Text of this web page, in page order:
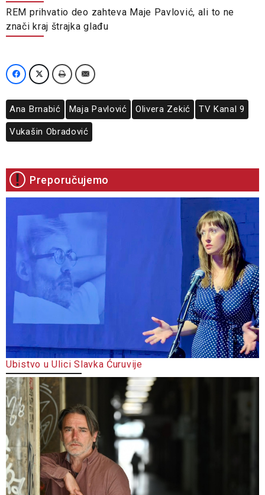
REM prihvatio deo zahteva Maje Pavlović, ali to ne
znači kraj štrajka glađu
Ana Brnabić Maja Pavlović Olivera Zekić TV Kanal 9
Vukašin Obradović
Preporučujemo
Ubistvo u Ulici Slavka Ćuruvije